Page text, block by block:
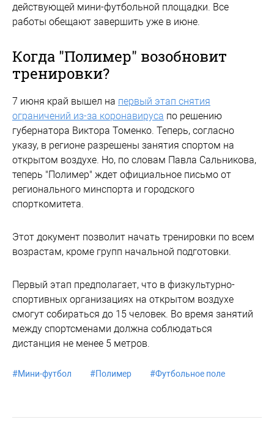
действующей мини-футбольной площадки. Все
работы обещают завершить уже в июне.
Когда "Полимер" возобновит
тренировки?
7 июня край вышел на первый этап снятия
ограничений из-за коронавируса по решению
губернатора Виктора Томенко. Теперь, согласно
указу, в регионе разрешены занятия спортом на
открытом воздухе. Но, по словам Павла Сальникова,
теперь "Полимер" ждет официальное письмо от
регионального минспорта и городского
спорткомитета.
Этот документ позволит начать тренировки по всем
возрастам, кроме групп начальной подготовки.
Первый этап предполагает, что в физкультурно-
спортивных организациях на открытом воздухе
смогут собираться до 15 человек. Во время занятий
между спортсменами должна соблюдаться
дистанция не менее 5 метров.
#Мини-футбол #Полимер #Футбольное поле